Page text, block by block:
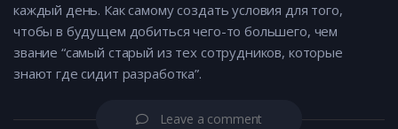
каждый день. Как самому создать условия для того,
чтобы в будущем добиться чего-то большего, чем
звание “самый старый из тех сотрудников, которые
знают где сидит разработка”.
Leave a comment